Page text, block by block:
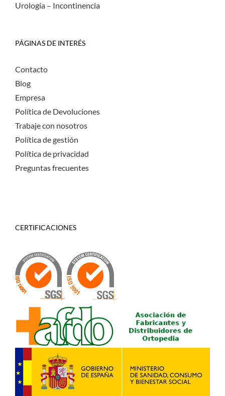
Urología – Incontinencia
PÁGINAS DE INTERÉS
Contacto
Blog
Empresa
Política de Devoluciones
Trabaje con nosotros
Política de gestión
Política de privacidad
Preguntas frecuentes
CERTIFICACIONES